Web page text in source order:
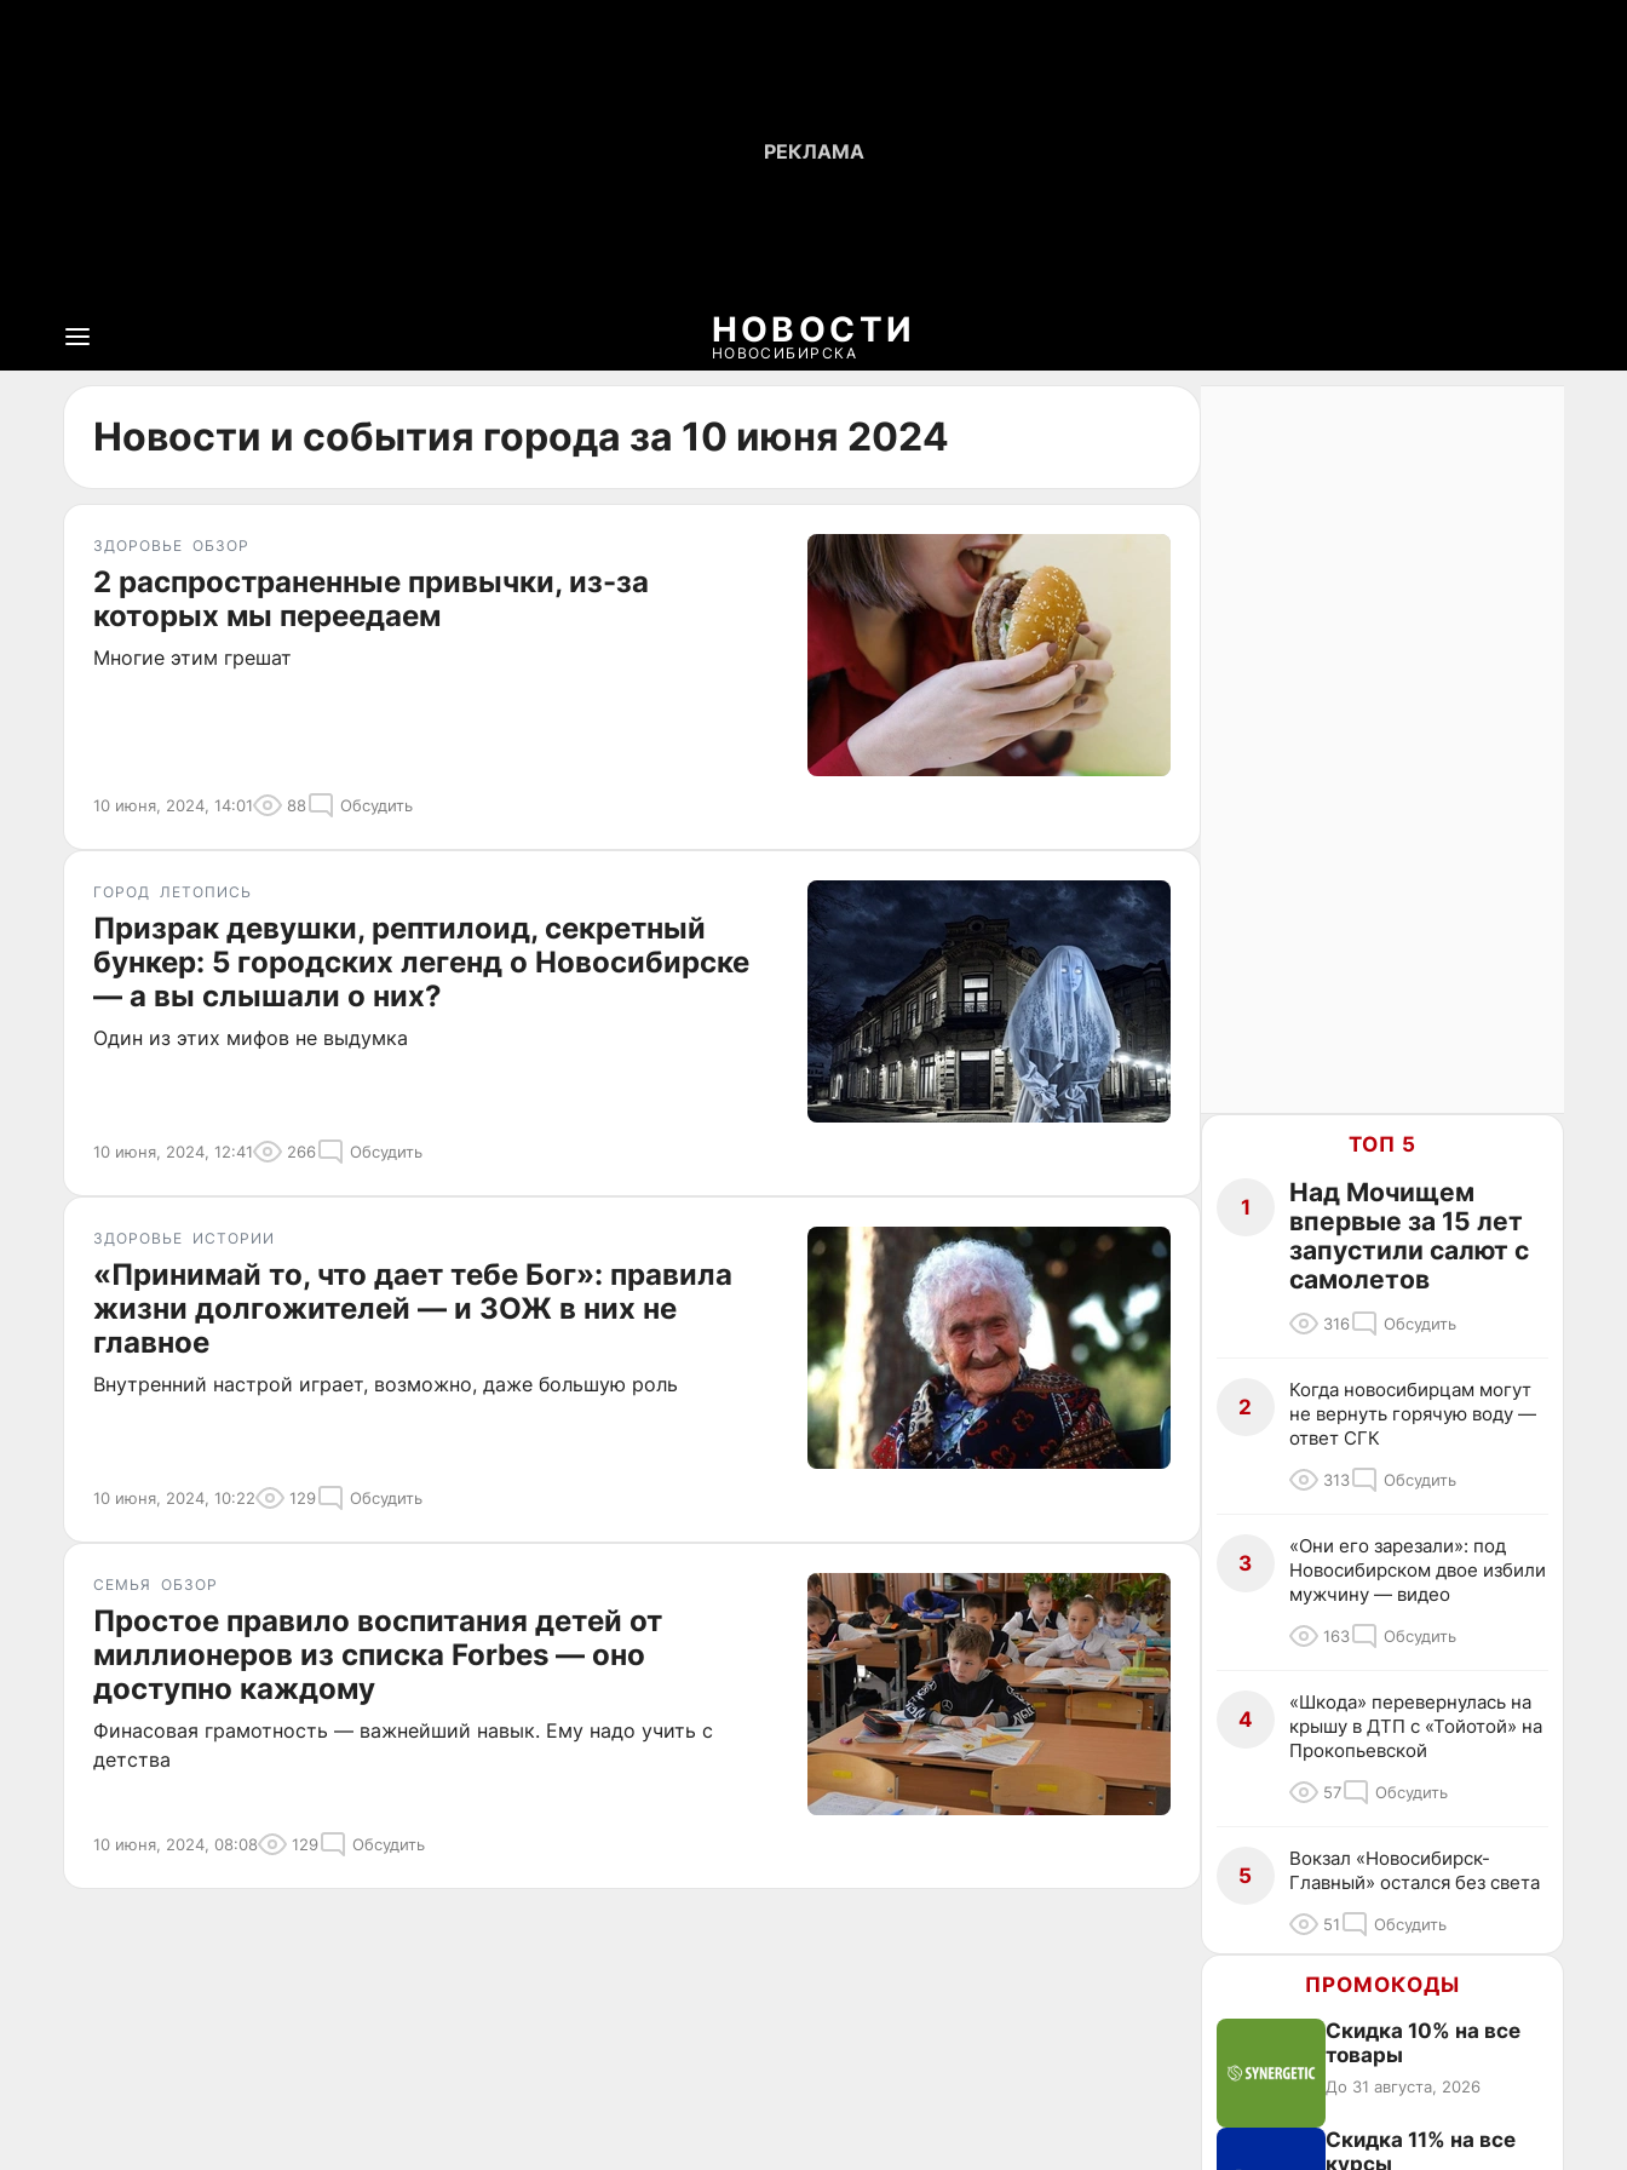
НОВОСТИ
НОВОСИБИРСКА
Новости и события города за 10 июня 2024
ЗДОРОВЬЕ ОБЗОР
2 распространенные привычки, из-за
которых мы переедаем
Многие этим грешат
10 июня, 2024, 14:01 88 Обсудить
ГОРОД ЛЕТОПИСЬ
Призрак девушки, рептилоид, секретный
бункер: 5 городских легенд о Новосибирске
— а вы слышали о них?
Один из этих мифов не выдумка
10 июня, 2024, 12:41 266 Обсудить
ЗДОРОВЬЕ ИСТОРИИ
«Принимай то, что дает тебе Бог»: правила
жизни долгожителей — и ЗОЖ в них не
главное
Внутренний настрой играет, возможно, даже большую роль
10 июня, 2024, 10:22 129 Обсудить
СЕМЬЯ ОБЗОР
Простое правило воспитания детей от
миллионеров из списка Forbes — оно
доступно каждому
Финасовая грамотность — важнейший навык. Ему надо учить с
детства
10 июня, 2024, 08:08 129 Обсудить
ТОП 5
1
Над Мочищем
впервые за 15 лет
запустили салют с
самолетов
316 Обсудить
2
Когда новосибирцам могут
не вернуть горячую воду —
ответ СГК
313 Обсудить
3
«Они его зарезали»: под
Новосибирском двое избили
мужчину — видео
163 Обсудить
4
«Шкода» перевернулась на
крышу в ДТП с «Тойотой» на
Прокопьевской
57 Обсудить
5
Вокзал «Новосибирск-
Главный» остался без света
51 Обсудить
ПРОМОКОДЫ
Скидка 10% на все
товары
До 31 августа, 2026
Скидка 11% на все
курсы